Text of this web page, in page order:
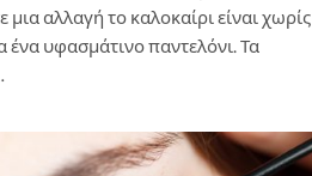
μια αλλαγή το καλοκαίρι είναι χωρίς
ένα υφασμάτινο παντελόνι. Τα